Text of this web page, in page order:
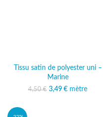
Tissu satin de polyester uni –
Marine
4,50€ Le prix initial était :
3,49 € Le prix actuel
mètre